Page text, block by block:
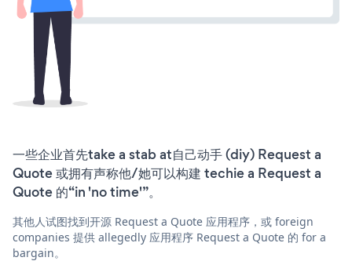
一些企业首先take a stab at自己动手 (diy) Request a
Quote 或拥有声称他/她可以构建 techie a Request a
Quote 的“in 'no time'”。
其他人试图找到开源 Request a Quote 应用程序，或 foreign
companies 提供 allegedly 应用程序 Request a Quote 的 for a
bargain。